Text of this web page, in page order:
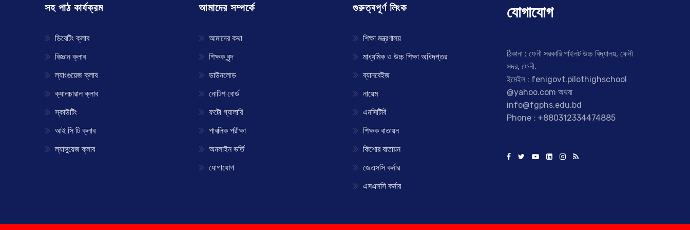
সহ পাঠ কার্যক্রম
ডিবেটিং ক্লাব
বিজ্ঞান ক্লাব
ল্যাংগুয়েজ ক্লাব
ক্যালচারাল ক্লাব
স্কাউটিং
আই সি টি ক্লাব
ল্যাঙ্গুয়েজ ক্লাব
আমাদের সম্পর্কে
আমাদের কথা
শিক্ষক বৃন্দ
ডাউনলোড
নোটিশ বোর্ড
ফটো গ্যালারি
পাবলিক পরীক্ষা
অনলাইন ভর্তি
যোগাযোগ
গুরুত্বপূর্ণ লিংক
শিক্ষা মন্ত্রণালয়
মাধ্যমিক ও উচ্চ শিক্ষা অধিদপ্তর
ব্যানবেইজ
নায়েম
এনসিটিবি
শিক্ষক বাতায়ন
কিশোর বাতায়ন
জেএসসি কর্নার
এসএসসি কর্নার
যোগাযোগ
ঠিকানা : ফেনী সরকারি পাইলট উচ্চ বিদ্যালয়, ফেনী
সদর, ফেনী.
ইমেইল : fenigovt.pilothighschool
@yahoo.com অথবা
info@fgphs.edu.bd
Phone : +880312334474885